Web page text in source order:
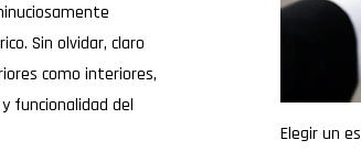
Sin olvidar, claro
como interiores,
funcionalidad del
Elegir un